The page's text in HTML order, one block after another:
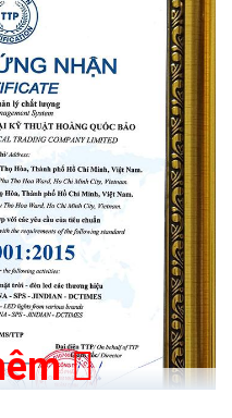
không sử dụng nguồn điện,
lượng từ ánh nắng mặt trời
không gặp các tình trạng
120W được tích hợp chip
động bật/tắt đèn khi trời
khách hàng thường xuyên
năng ượng mặt trời cho
kiệm được chi phí tiền điện
đường điện thông thường,
rất dễ lắp đặt, chỉ cần
đèn là đã có thể sử dụng.